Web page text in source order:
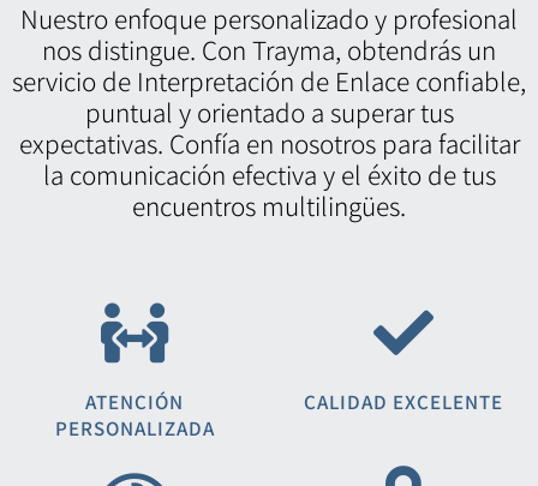
Nuestro enfoque personalizado y profesional
nos distingue. Con Trayma, obtendrás un
servicio de Interpretación de Enlace confiable,
puntual y orientado a superar tus
expectativas. Confía en nosotros para facilitar
la comunicación efectiva y el éxito de tus
encuentros multilingües.
ATENCIÓN
PERSONALIZADA
CALIDAD EXCELENTE